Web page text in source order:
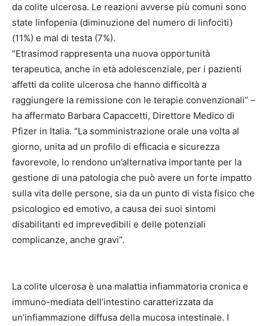
da colite ulcerosa. Le reazioni avverse più comuni sono
state linfopenia (diminuzione del numero di linfociti)
(11%) e mal di testa (7%).
“Etrasimod rappresenta una nuova opportunità
terapeutica, anche in età adolescenziale, per i pazienti
affetti da colite ulcerosa che hanno difficoltà a
raggiungere la remissione con le terapie convenzionali” –
ha affermato Barbara Capaccetti, Direttore Medico di
Pfizer in Italia. “La somministrazione orale una volta al
giorno, unita ad un profilo di efficacia e sicurezza
favorevole, lo rendono un’alternativa importante per la
gestione di una patologia che può avere un forte impatto
sulla vita delle persone, sia da un punto di vista fisico che
psicologico ed emotivo, a causa dei suoi sintomi
disabilitanti ed imprevedibili e delle potenziali
complicanze, anche gravi”.
La colite ulcerosa è una malattia infiammatoria cronica e
immuno-mediata dell’intestino caratterizzata da
un’infiammazione diffusa della mucosa intestinale. I